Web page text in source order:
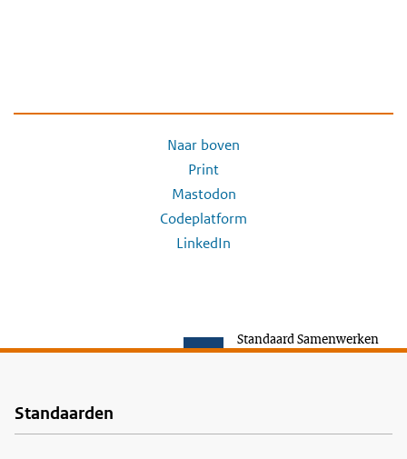
Naar boven
Print
Mastodon
Codeplatform
LinkedIn
Standaard Samenwerken
Voet
Standaarden